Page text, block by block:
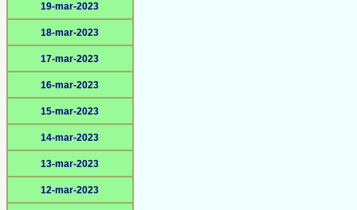
19-mar-2023
18-mar-2023
17-mar-2023
16-mar-2023
15-mar-2023
14-mar-2023
13-mar-2023
12-mar-2023